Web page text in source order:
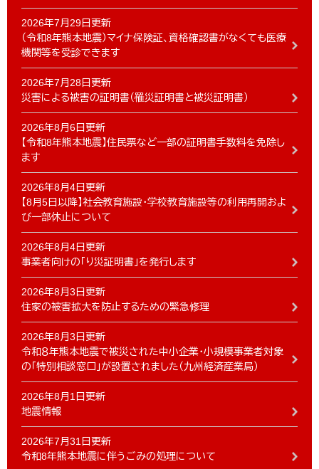
2026年7月29日更新
（令和8年熊本地震）マイナ保険証、資格確認書がなくても医療
機関等を受診できます
2026年7月28日更新
災害による被害の証明書（罹災証明書と被災証明書）
2026年8月6日更新
【令和8年熊本地震】住民票など一部の証明書手数料を免除し
ます
2026年8月4日更新
【8月5日以降】社会教育施設・学校教育施設等の利用再開およ
び一部休止について
2026年8月4日更新
事業者向けの「り災証明書」を発行します
2026年8月3日更新
住家の被害拡大を防止するための緊急修理
2026年8月3日更新
令和８年熊本地震で被災された中小企業・小規模事業者対象
の「特別相談窓口」が設置されました（九州経済産業局）
2026年8月1日更新
地震情報
2026年7月31日更新
令和8年熊本地震に伴うごみの処理について